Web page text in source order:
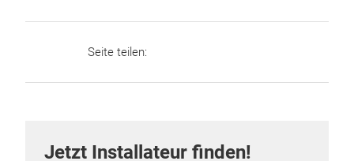
Seite teilen:
Jetzt Installateur finden!